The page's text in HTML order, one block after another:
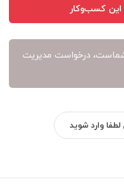
این کسب‌وکار
درخواست مدیریت
وارد شوید